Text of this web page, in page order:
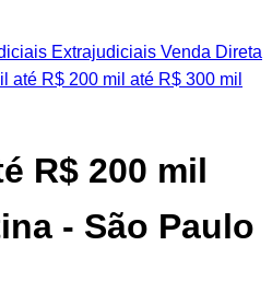
Extrajudiciais Venda Direta
até R$ 200 mil até R$ 300 mil
R$ 200 mil
- São Paulo